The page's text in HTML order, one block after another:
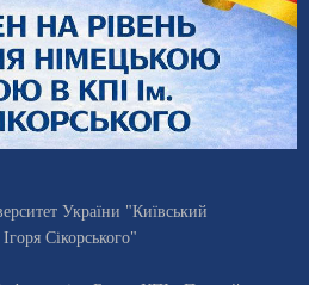
України "Київський
Сікорського"